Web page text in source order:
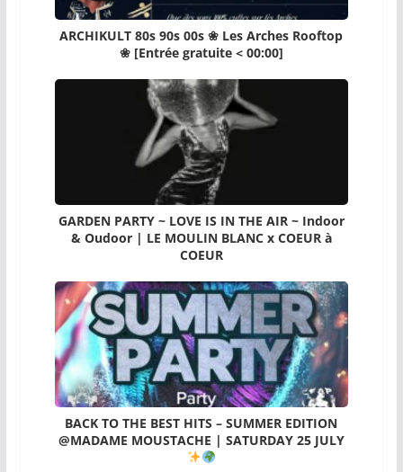
ARCHIKULT 80s 90s 00s ❀ Les Arches Rooftop
❀ [Entrée gratuite < 00:00]
GARDEN PARTY ~ LOVE IS IN THE AIR ~ Indoor
& Oudoor | LE MOULIN BLANC x COEUR à
COEUR
BACK TO THE BEST HITS – SUMMER EDITION
@MADAME MOUSTACHE | SATURDAY 25 JULY